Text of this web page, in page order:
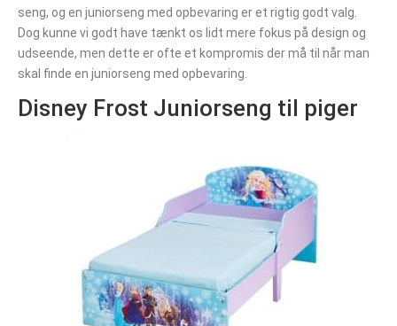
seng, og en juniorseng med opbevaring er et rigtig godt valg.
Dog kunne vi godt have tænkt os lidt mere fokus på design og
udseende, men dette er ofte et kompromis der må til når man
skal finde en juniorseng med opbevaring.
Disney Frost Juniorseng til piger